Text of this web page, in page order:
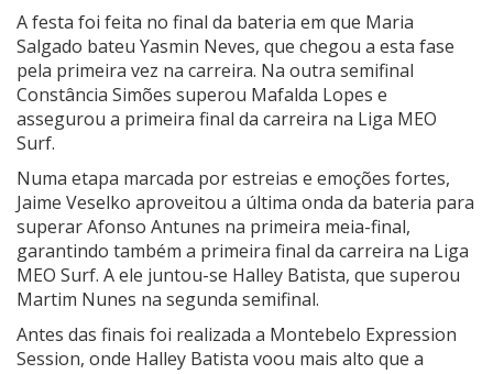
A festa foi feita no final da bateria em que Maria
Salgado bateu Yasmin Neves, que chegou a esta fase
pela primeira vez na carreira. Na outra semifinal
Constância Simões superou Mafalda Lopes e
assegurou a primeira final da carreira na Liga MEO
Surf.
Numa etapa marcada por estreias e emoções fortes,
Jaime Veselko aproveitou a última onda da bateria para
superar Afonso Antunes na primeira meia-final,
garantindo também a primeira final da carreira na Liga
MEO Surf. A ele juntou-se Halley Batista, que superou
Martim Nunes na segunda semifinal.
Antes das finais foi realizada a Montebelo Expression
Session, onde Halley Batista voou mais alto que a